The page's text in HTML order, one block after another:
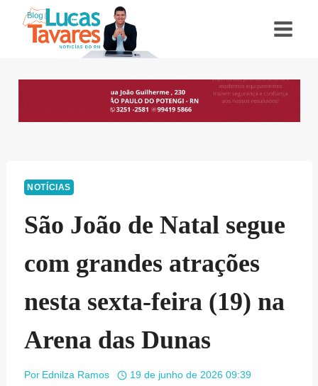
NOTÍCIAS
São João de Natal segue
com grandes atrações
nesta sexta-feira (19) na
Arena das Dunas
Por Ednilza Ramos 19 de junho de 2026 09:39